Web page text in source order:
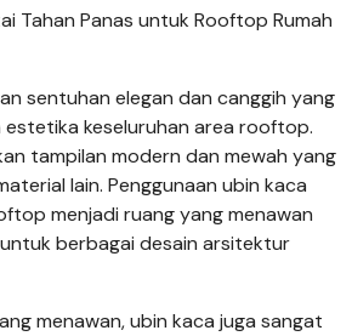
Tahan Panas untuk Rooftop Rumah
sentuhan elegan dan canggih yang
keseluruhan area rooftop.
tampilan modern dan mewah yang
lain. Penggunaan ubin kaca
menjadi ruang yang menawan
berbagai desain arsitektur
menawan, ubin kaca juga sangat